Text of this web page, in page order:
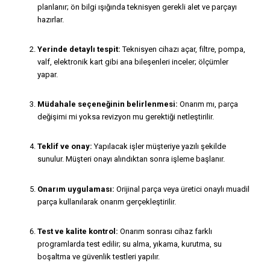
planlanır; ön bilgi ışığında teknisyen gerekli alet ve parçayı
hazırlar.
Yerinde detaylı tespit: Teknisyen cihazı açar, filtre, pompa,
valf, elektronik kart gibi ana bileşenleri inceler; ölçümler
yapar.
Müdahale seçeneğinin belirlenmesi: Onarım mı, parça
değişimi mi yoksa revizyon mu gerektiği netleştirilir.
Teklif ve onay: Yapılacak işler müşteriye yazılı şekilde
sunulur. Müşteri onayı alındıktan sonra işleme başlanır.
Onarım uygulaması: Orijinal parça veya üretici onaylı muadil
parça kullanılarak onarım gerçekleştirilir.
Test ve kalite kontrol: Onarım sonrası cihaz farklı
programlarda test edilir; su alma, yıkama, kurutma, su
boşaltma ve güvenlik testleri yapılır.